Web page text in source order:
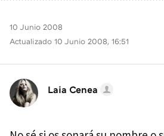
10 Junio 2008
Actualizado 10 Junio 2008, 16:51
Laia Cenea